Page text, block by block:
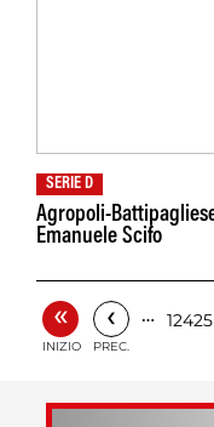
SERIE D
Agropoli-
Emanuele Scifo
«
INIZIO
‹
PREC.
… 12425